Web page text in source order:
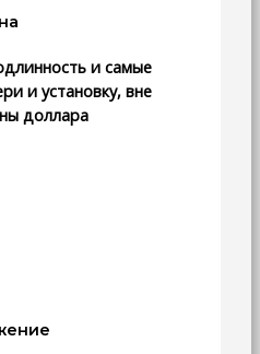
и самые
и установку, вне
доллара